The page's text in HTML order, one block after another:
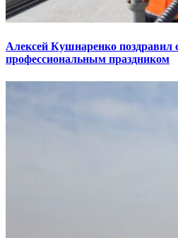
Алексей Кушнаренко поздравил
профессиональным праздником